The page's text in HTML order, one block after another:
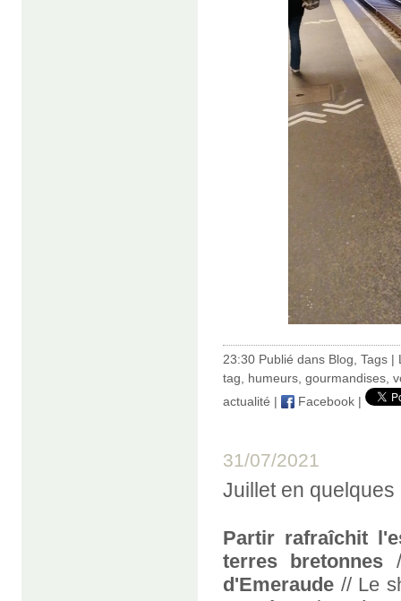
23:30 Publié dans Blog, Tags |
tag, humeurs, gourmandises,
actualité | Facebook |
31/07/2021
Juillet en quelques
Partir rafraîchit
terres bretonnes
d'Emeraude // Le